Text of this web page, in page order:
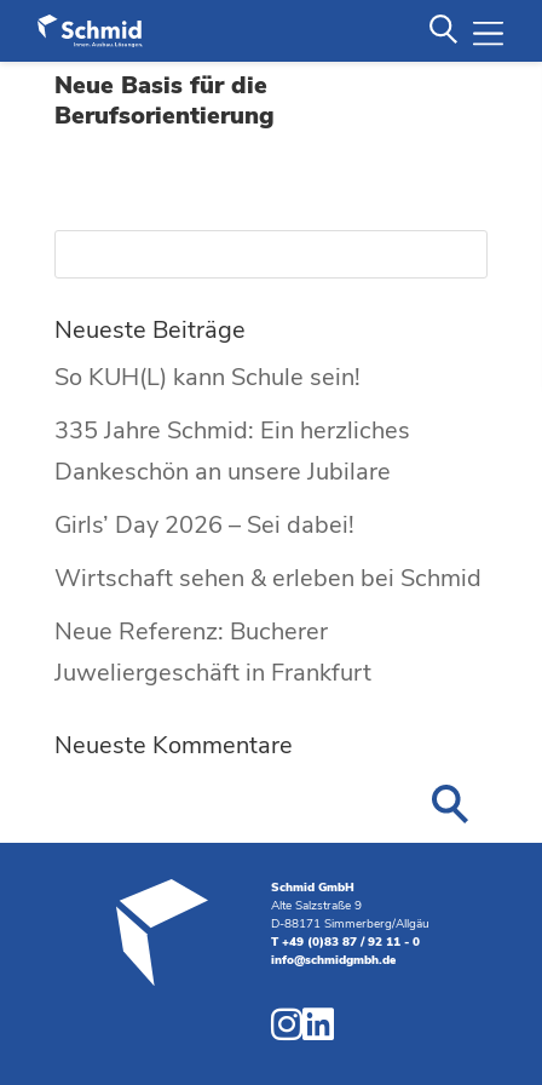
Neue Basis für die
Berufsorientierung
Neueste Beiträge
So KUH(L) kann Schule sein!
335 Jahre Schmid: Ein herzliches
Dankeschön an unsere Jubilare
Girls’ Day 2026 – Sei dabei!
Wirtschaft sehen & erleben bei Schmid
Neue Referenz: Bucherer
Juweliergeschäft in Frankfurt
Neueste Kommentare
Schmid GmbH
Alte Salzstraße 9
D-88171 Simmerberg/Allgäu
T +49 (0)83 87 / 92 11 - 0
info@schmidgmbh.de